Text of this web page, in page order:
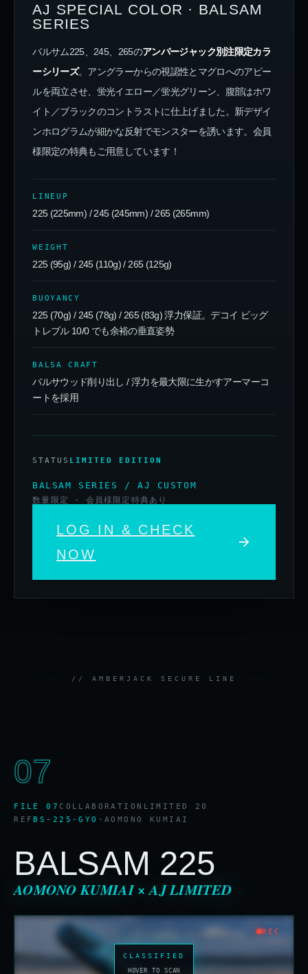
AJ SPECIAL COLOR · BALSAM
SERIES
バルサム225、245、265のアンバージャック別注限定カラ
ーシリーズ。アングラーからの視認性とマグロへのアピー
ルを両立させ、蛍光イエロー／蛍光グリーン、腹部はホワ
イト／ブラックのコントラストに仕上げました。新デザイ
ンホログラムが細かな反射でモンスターを誘います。会員
様限定の特典もご用意しています！
LINEUP
225 (225mm) / 245 (245mm) / 265 (265mm)
WEIGHT
225 (95g) / 245 (110g) / 265 (125g)
BUOYANCY
225 (70g) / 245 (78g) / 265 (83g) 浮力保証。デコイ ビッグ
トレブル 10/0 でも余裕の垂直姿勢
BALSA CRAFT
バルサウッド削り出し / 浮力を最大限に生かすアーマーコ
ートを採用
STATUS LIMITED EDITION
BALSAM SERIES / AJ CUSTOM
数量限定 · 会員様限定特典あり
LOG IN & CHECK
NOW
07
FILE 07 COLLABORATION LIMITED 20
REF BS-225-GYO ·AOMONO KUMIAI
BALSAM 225
AOMONO KUMIAI × AJ LIMITED
CLASSIFIED
HOVER TO SCAN
REC